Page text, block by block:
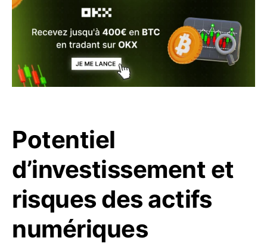
Potentiel
d’investissement et
risques des actifs
numériques